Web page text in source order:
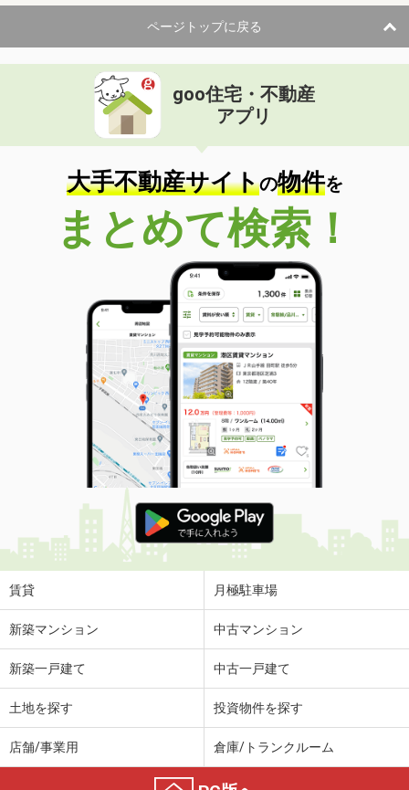
ページトップに戻る
goo住宅・不動産
アプリ
大手不動産サイトの物件を
まとめて検索！
賃貸 月極駐車場
新築マンション 中古マンション
新築一戸建て 中古一戸建て
土地を探す 投資物件を探す
店舗/事業用 倉庫/トランクルーム